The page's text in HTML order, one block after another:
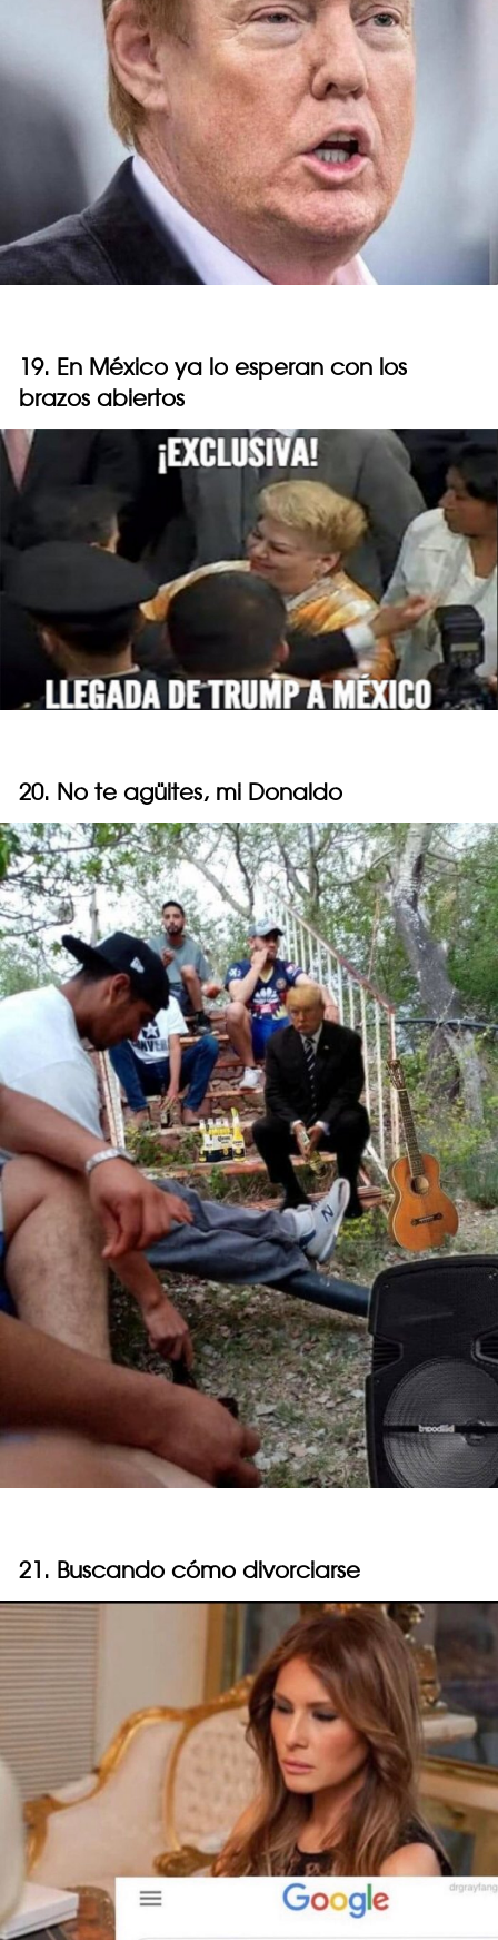
19. En México ya lo esperan con los
brazos abiertos
20. No te agüites, mi Donaldo
21. Buscando cómo divorciarse